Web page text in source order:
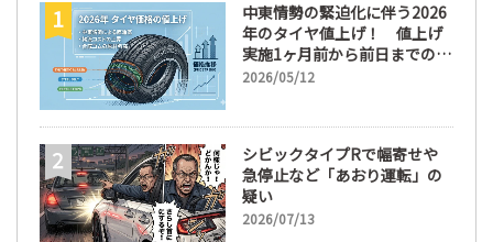
中東情勢の緊迫化に伴う2026
年のタイヤ値上げ！ 値上げ
実施1ヶ月前から前日までの期
間が販売において極めて重要
2026/05/12
シビックタイプRで幅寄せや
急停止など「あおり運転」の
疑い
2026/07/13